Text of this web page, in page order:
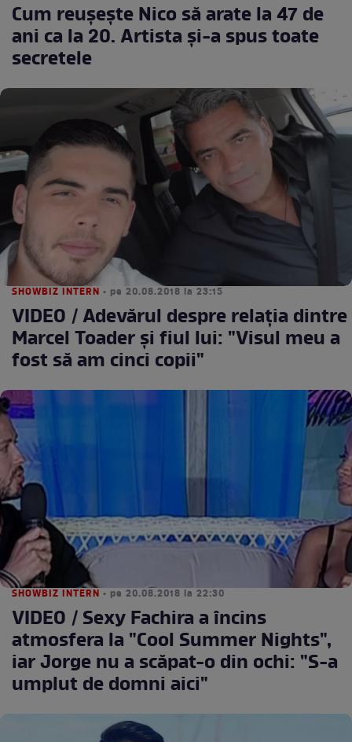
Cum reușește Nico să arate la 47 de
ani ca la 20. Artista și-a spus toate
secretele
SHOWBIZ INTERN • pe 20.08.2018 la 23:15
VIDEO / Adevărul despre relația dintre
Marcel Toader și fiul lui: "Visul meu a
fost să am cinci copii"
SHOWBIZ INTERN • pe 20.08.2018 la 22:30
VIDEO / Sexy Fachira a încins
atmosfera la "Cool Summer Nights",
iar Jorge nu a scăpat-o din ochi: "S-a
umplut de domni aici"